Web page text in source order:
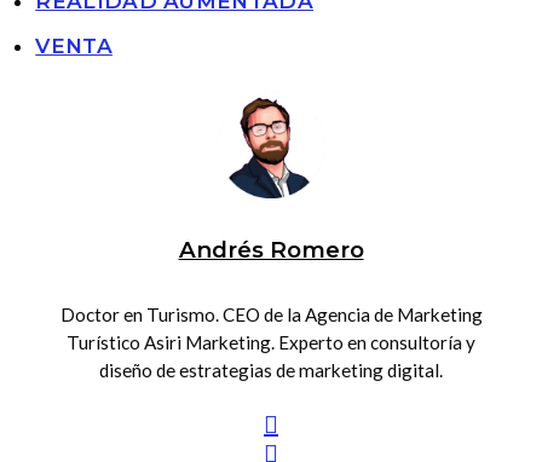
VENTA
Andrés Romero
Doctor en Turismo. CEO de la Agencia de Marketing
Turístico Asiri Marketing. Experto en consultoría y
diseño de estrategias de marketing digital.